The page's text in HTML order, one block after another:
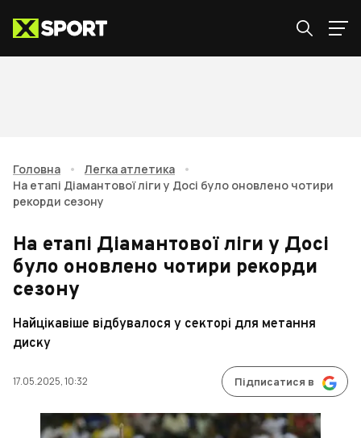
Головна • Легка атлетика
•
На етапі Діамантової ліги у Досі було оновлено чотири
рекорди сезону
На етапі Діамантової ліги у Досі
було оновлено чотири рекорди
сезону
Найцікавіше відбувалося у секторі для метання
диску
17.05.2025, 10:32 Підписатися в